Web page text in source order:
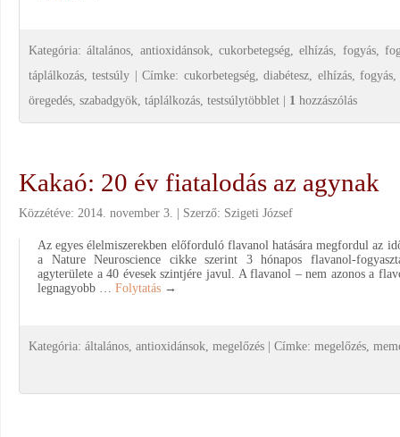
Kategória: általános antioxidánsok,cukorbetegség ,elhízás fogyás,
táplálkozás ,testsúly |Címke: cukorbetegség ,diabétesz elhízás ,fogyás
öregedés szabadgyök táplálkozás testsúlytöbblet 1 hozzászólás
Kakaó: 20 év fiatalodás az agynak
Közzétéve: 2014. november 3. Szerző: Szigeti József
Az egyes élelmiszerekben előforduló flavanol hatására megfordul az
a Nature Neuroscience cikke szerint 3 hónapos flavanol-
agyterülete a 40 évesek szintjére javul. A flavanol – nem azonos a
legnagyobb … Folytatás →
Kategória: általános antioxidánsok megelőzés | Címke: megelőzés